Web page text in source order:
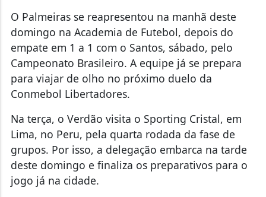
O Palmeiras se reapresentou na manhã deste
domingo na Academia de Futebol, depois do
empate em 1 a 1 com o Santos, sábado, pelo
Campeonato Brasileiro. A equipe já se prepara
para viajar de olho no próximo duelo da
Conmebol Libertadores.
Na terça, o Verdão visita o Sporting Cristal, em
Lima, no Peru, pela quarta rodada da fase de
grupos. Por isso, a delegação embarca na tarde
deste domingo e finaliza os preparativos para o
jogo já na cidade.